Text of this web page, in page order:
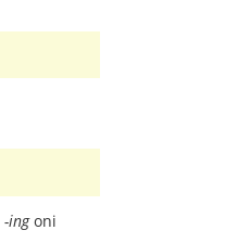
-ingoni